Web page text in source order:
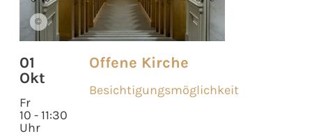
©
01
Okt
Fr
10 - 11:30
Uhr
Offene Kirche
Besichtigungsmöglichkeit